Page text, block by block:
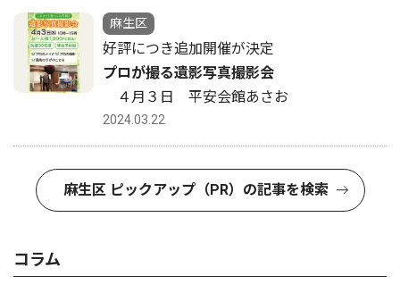
麻生区
好評につき追加開催が決定
プロが撮る遺影写真撮影会
４月３日 平安会館あさお
2024.03.22
麻生区 ピックアップ（PR）の記事を検索
コラム